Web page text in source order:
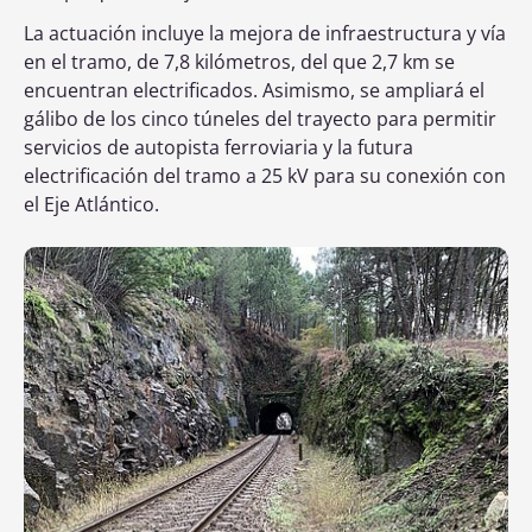
La actuación incluye la mejora de infraestructura y vía
en el tramo, de 7,8 kilómetros, del que 2,7 km se
encuentran electrificados. Asimismo, se ampliará el
gálibo de los cinco túneles del trayecto para permitir
servicios de autopista ferroviaria y la futura
electrificación del tramo a 25 kV para su conexión con
el Eje Atlántico.